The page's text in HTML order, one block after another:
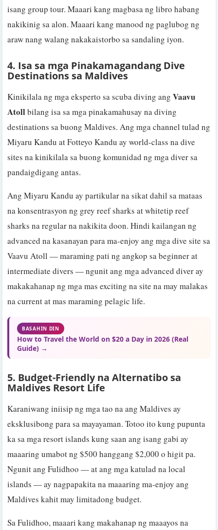
isang group tour. Maaari kang magbasa ng libro habang
nakikinig sa alon. Maaari kang manood ng paglubog ng
araw nang walang nakakaistorbo sa sandaling iyon.
4. Isa sa mga Pinakamagandang Dive
Destinations sa Maldives
Kinikilala ng mga eksperto sa scuba diving ang Vaavu
Atollbilang isa sa mga pinakamahusay na diving
destinations sa buong Maldives. Ang mga channel tulad ng
Miyaru Kandu at Fotteyo Kandu ay world-class na dive
sites na kinikilala sa buong komunidad ng mga diver sa
pandaigdigang antas.
Ang Miyaru Kandu ay partikular na sikat dahil sa mataas
na konsentrasyon ng grey reef sharks at whitetip reef
sharks na regular na nakikita doon. Hindi kailangan ng
advanced na kasanayan para ma-enjoy ang mga dive site sa
Vaavu Atoll — maraming pati ng angkop sa beginner at
intermediate divers — ngunit ang mga advanced diver ay
makakahanap ng mga mas exciting na site na may malakas
na current at mas maraming pelagic life.
BASAHIN DIN
How to Travel the World on $20 a Day in 2026 (Real
Guide) →
5. Budget-Friendly na Alternatibo sa
Maldives Resort Life
Karaniwang iniisip ng mga tao na ang Maldives ay
eksklusibong para sa mayayaman. Totoo ito kung pupunta
ka sa mga resort islands kung saan ang isang gabi ay
maaaring umabot ng $500 hanggang $2,000 o higit pa.
Ngunit ang Fulidhoo — at ang mga katulad na local
islands — ay nagpapakita na maaaring ma-enjoy ang
Maldives kahit may limitadong budget.
Sa Fulidhoo, maaari kang makahanap ng maaayos na